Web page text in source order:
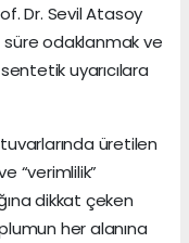
Dr. Sevil Atasoy
odaklanmak ve
uyarıcılara
üretilen
“verimlilik”
dikkat çeken
her alanına